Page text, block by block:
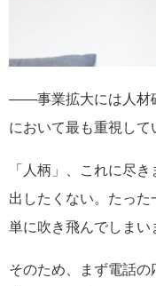
――事業拡大には人材
において最も重視し
「人柄」、これに尽
出したくない。たっ
単に吹き飛んでしまい
そのため、まず電話